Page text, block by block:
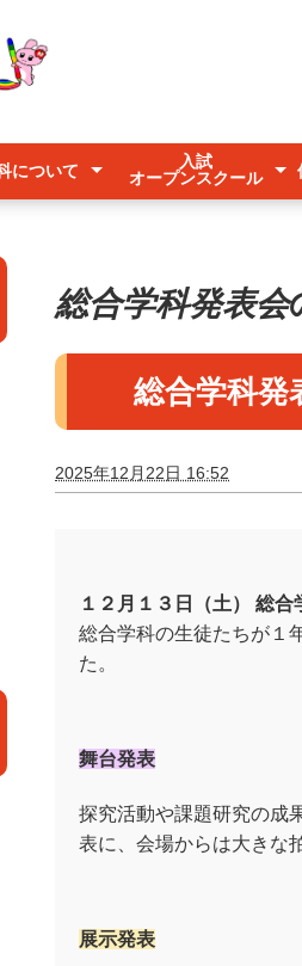
について
入試
オープンスクール
総合学科発表会
総合学科発
2025年12月22日 16:52
１２月１３日（土） 総合
総合学科の生徒たちが１
た。
舞台発表
探究活動や課題研究の成
表に、会場からは大きな
展示発表